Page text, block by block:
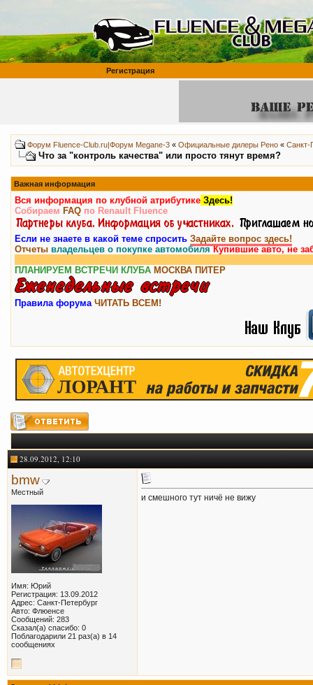
Регистрация
Форум Fluence-Club.ru|Форум Megane-3 « Официальные дилеры Рено « Санкт-
Что за "контроль качества" или просто тянут время?
Важная информация
Вся информация по клубной атрибутике Здесь!
Собираем FAQ по Renault Fluence
Если не знаете в какой теме спросить Задайте вопрос здесь!
Отчеты владельцев о покупке автомобиляКупившие авто, не
ПЛАНИРУЕМ ВСТРЕЧИ КЛУБА МОСКВА ПИТЕР
Правила форума ЧИТАТЬ ВСЕМ!
28.09.2012, 12:10
bmw
Местный
Имя: Юрий
Регистрация: 13.09.2012
Адрес: Санкт-Петербург
Авто: Флюенсе
Сообщений: 283
Сказал(а) спасибо: 0
Поблагодарили 21 раз(а) в 14
сообщениях
и смешного тут ничё не вижу